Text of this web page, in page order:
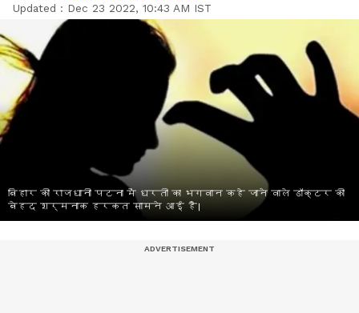
Updated : Dec 23 2022, 10:43 AM IST
बिहार की राजधानी पटना में धरती का भगवान कहे जाने वाले डॉक्टर की
बेहद शर्मनाक हरकत सामने आई है।